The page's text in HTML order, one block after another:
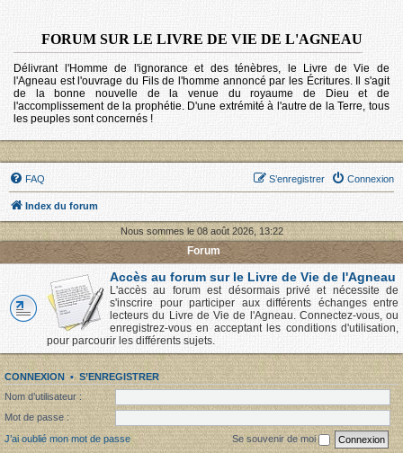
FORUM SUR LE LIVRE DE VIE DE L'AGNEAU
Délivrant l'Homme de l'ignorance et des ténèbres, le Livre de Vie de
l'Agneau est l'ouvrage du Fils de l'homme annoncé par les Écritures. Il s'agit
de la bonne nouvelle de la venue du royaume de Dieu et de
l'accomplissement de la prophétie. D'une extrémité à l'autre de la Terre, tous
les peuples sont concernés !
FAQ Connexion
S’enregistrer
Index du forum
Nous sommes le 08 août 2026, 13:22
Forum
Accès au forum sur le Livre de Vie de l'Agneau
L'accès au forum est désormais privé et nécessite de
s'inscrire pour participer aux différents échanges entre
lecteurs du Livre de Vie de l'Agneau. Connectez-vous, ou
enregistrez-vous en acceptant les conditions d'utilisation,
pour parcourir les différents sujets.
CONNEXION•S’ENREGISTRER
Nom d’utilisateur :
Mot de passe :
J’ai oublié mon mot de passe
Se souvenir de moi